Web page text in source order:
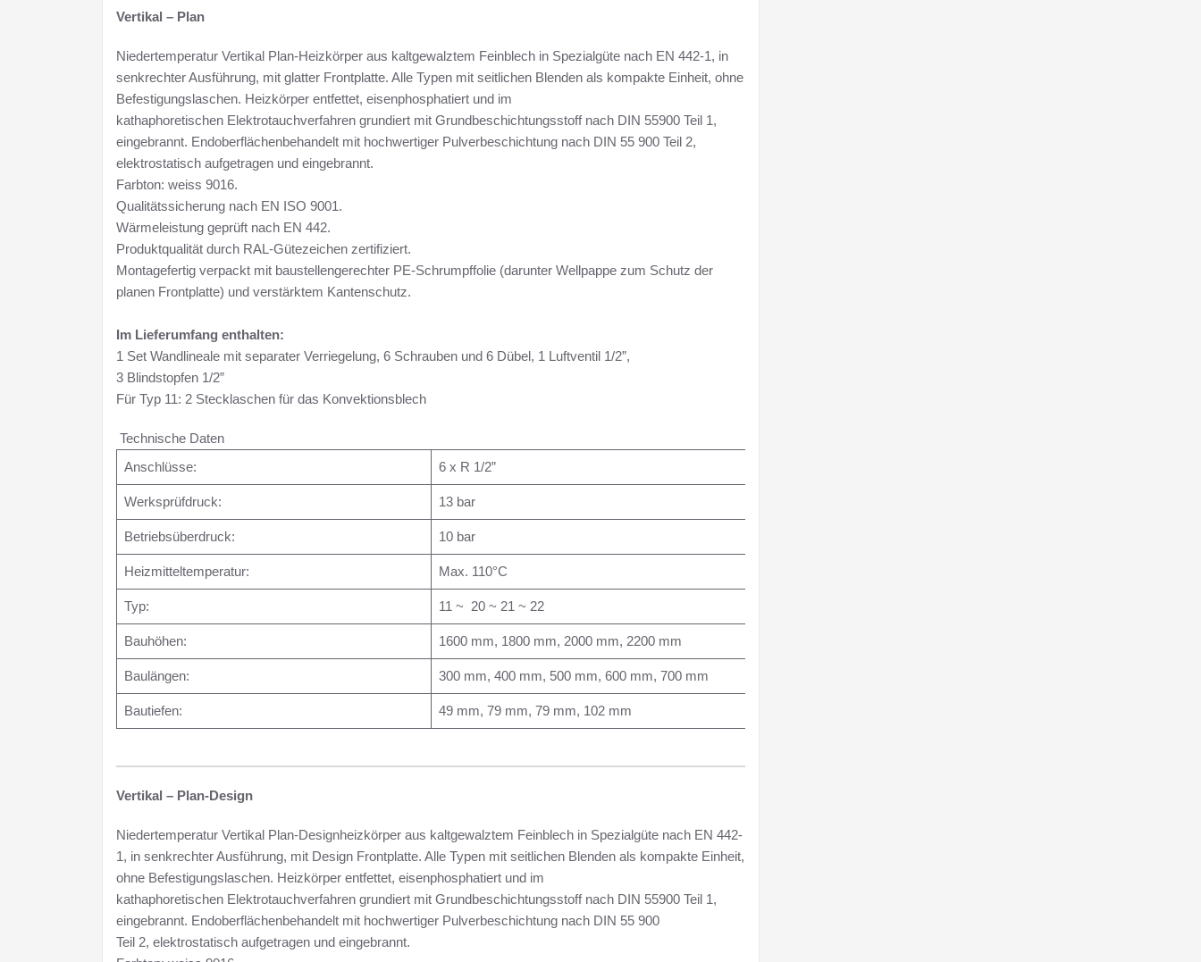
Vertikal – Plan
Niedertemperatur Vertikal Plan-Heizkörper aus kaltgewalztem Feinblech in Spezialgüte nach EN 442-1, in
senkrechter Ausführung, mit glatter Frontplatte. Alle Typen mit seitlichen Blenden als kompakte Einheit, ohne
Befestigungslaschen. Heizkörper entfettet, eisenphosphatiert und im
kathaphoretischen Elektrotauchverfahren grundiert mit Grundbeschichtungsstoff nach DIN 55900 Teil 1,
eingebrannt. Endoberflächenbehandelt mit hochwertiger Pulverbeschichtung nach DIN 55 900 Teil 2,
elektrostatisch aufgetragen und eingebrannt.
Farbton: weiss 9016.
Qualitätssicherung nach EN ISO 9001.
Wärmeleistung geprüft nach EN 442.
Produktqualität durch RAL-Gütezeichen zertifiziert.
Montagefertig verpackt mit baustellengerechter PE-Schrumpffolie (darunter Wellpappe zum Schutz der
planen Frontplatte) und verstärktem Kantenschutz.
Im Lieferumfang enthalten:
1 Set Wandlineale mit separater Verriegelung, 6 Schrauben und 6 Dübel, 1 Luftventil 1/2”,
3 Blindstopfen 1/2”
Für Typ 11: 2 Stecklaschen für das Konvektionsblech
Technische Daten
Anschlüsse:
6 x R 1/2”
Werksprüfdruck: 13 bar
Betriebsüberdruck: 10 bar
Heizmitteltemperatur: Max. 110°C
Typ: 11 ~ 20 ~ 21 ~ 22
Bauhöhen: 1600 mm, 1800 mm, 2000 mm, 2200 mm
Baulängen: 300 mm, 400 mm, 500 mm, 600 mm, 700 mm
Bautiefen: 49 mm, 79 mm, 79 mm, 102 mm
Vertikal – Plan-Design
Niedertemperatur Vertikal Plan-Designheizkörper aus kaltgewalztem Feinblech in Spezialgüte nach EN 442-
1, in senkrechter Ausführung, mit Design Frontplatte. Alle Typen mit seitlichen Blenden als kompakte Einheit,
ohne Befestigungslaschen. Heizkörper entfettet, eisenphosphatiert und im
kathaphoretischen Elektrotauchverfahren grundiert mit Grundbeschichtungsstoff nach DIN 55900 Teil 1,
eingebrannt. Endoberflächenbehandelt mit hochwertiger Pulverbeschichtung nach DIN 55 900
Teil 2, elektrostatisch aufgetragen und eingebrannt.